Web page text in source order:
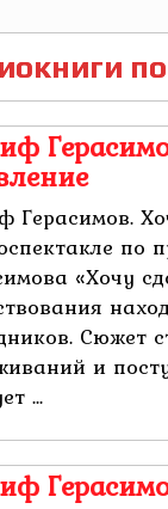
Герасимов.
по
«Хочу
Сюжет
и
...